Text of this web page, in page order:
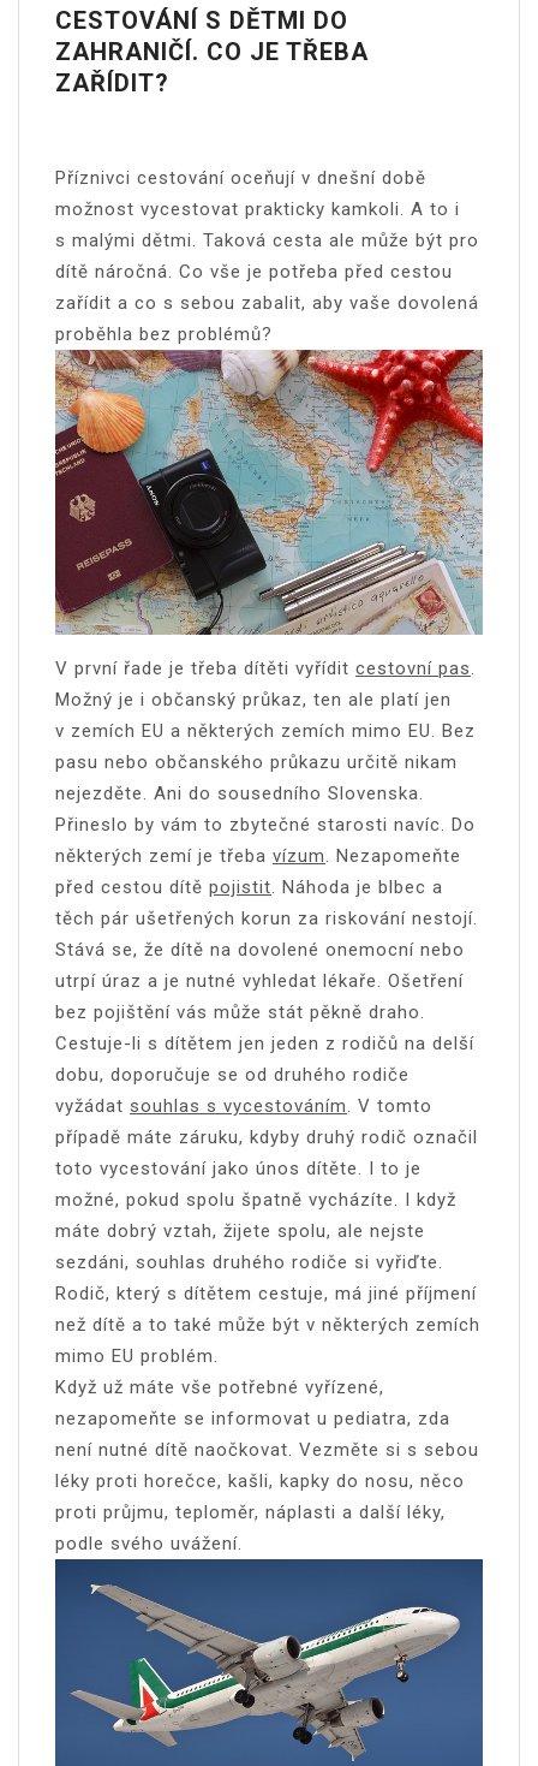
CESTOVÁNÍ S DĚTMI DO
ZAHRANIČÍ. CO JE TŘEBA
ZAŘÍDIT?
Příznivci cestování oceňují v dnešní době
možnost vycestovat prakticky kamkoli. A to i
s malými dětmi. Taková cesta ale může být pro
dítě náročná. Co vše je potřeba před cestou
zařídit a co s sebou zabalit, aby vaše dovolená
proběhla bez problémů?
V první řade je třeba dítěti vyřídit cestovní pas.
Možný je i občanský průkaz, ten ale platí jen
v zemích EU a některých zemích mimo EU. Bez
pasu nebo občanského průkazu určitě nikam
nejezděte. Ani do sousedního Slovenska.
Přineslo by vám to zbytečné starosti navíc. Do
některých zemí je třeba vízum. Nezapomeňte
před cestou dítě pojistit. Náhoda je blbec a
těch pár ušetřených korun za riskování nestojí.
Stává se, že dítě na dovolené onemocní nebo
utrpí úraz a je nutné vyhledat lékaře. Ošetření
bez pojištění vás může stát pěkně draho.
Cestuje-li s dítětem jen jeden z rodičů na delší
dobu, doporučuje se od druhého rodiče
vyžádat souhlas s vycestováním. V tomto
případě máte záruku, kdyby druhý rodič označil
toto vycestování jako únos dítěte. I to je
možné, pokud spolu špatně vycházíte. I když
máte dobrý vztah, žijete spolu, ale nejste
sezdáni, souhlas druhého rodiče si vyřiďte.
Rodič, který s dítětem cestuje, má jiné příjmení
než dítě a to také může být v některých zemích
mimo EU problém.
Když už máte vše potřebné vyřízené,
nezapomeňte se informovat u pediatra, zda
není nutné dítě naočkovat. Vezměte si s sebou
léky proti horečce, kašli, kapky do nosu, něco
proti průjmu, teploměr, náplasti a další léky,
podle svého uvážení.